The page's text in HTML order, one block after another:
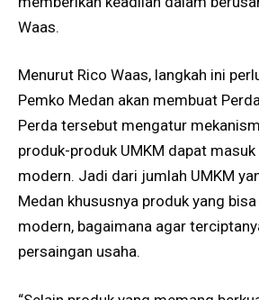
Waas.
Menurut Rico Waas, langkah ini
Pemko Medan akan membuat
Perda tersebut mengatur
produk-produk UMKM dapat
modern. Jadi dari jumlah UMKM
Medan khususnya produk yang
modern, bagaimana agar
persaingan usaha.